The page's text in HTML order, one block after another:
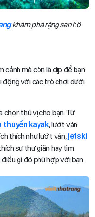
khám phá rặng san hô
cảnh mà còn là dịp để bạn
động với các trò chơi dưới
chọn thú vị cho bạn. Từ
thuyền kayak, lướt ván
thích như lướt ván,jetski
sự thư giãn hay tìm
gì đó phù hợp với bạn.